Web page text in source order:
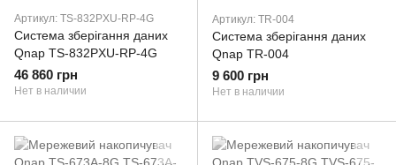
Артикул: TS-832PXU-RP-4G
Система зберігання даних
Qnap TS-832PXU-RP-4G
46 860 грн
Нет в наличии
Артикул: TR-004
Система зберігання даних
Qnap TR-004
9 600 грн
Нет в наличии